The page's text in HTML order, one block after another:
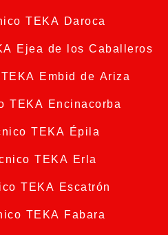
TEKA Daroca
Ejea de los Caballeros
Embid de Ariza
TEKA Encinacorba
TEKA Épila
TEKA Erla
TEKA Escatrón
TEKA Fabara